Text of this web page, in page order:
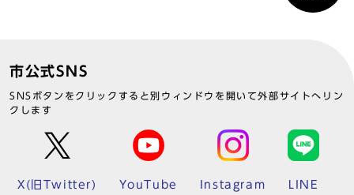
市公式SNS
SNSボタンをクリックすると別ウィンドウを開いて外部サイトへリン
クします
X(旧Twitter) YouTube Instagram LINE